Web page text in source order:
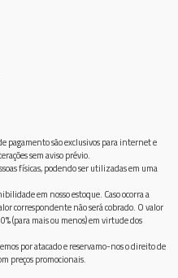
pagamento são exclusivos para internet e
sem aviso prévio.
físicas, podendo ser utilizadas em uma
em nosso estoque. Caso ocorra a
correspondente não será cobrado. O valor
(para mais ou menos) em virtude dos
por atacado e reservamo-nos o direito de
preços promocionais.